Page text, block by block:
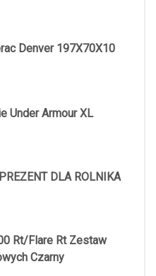
Denver 197X70X10
Under Armour XL
DLA ROLNIKA
Rt/Flare Rt Zestaw
Czarny